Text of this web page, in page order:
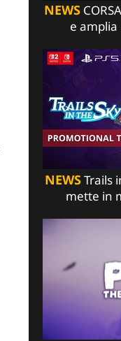
NEWS
e
NEWSTrails
mette in